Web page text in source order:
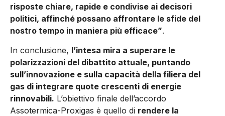
risposte chiare, rapide e condivise ai decisori
politici, affinché possano affrontare le sfide del
nostro tempo in maniera più efficace”.
In conclusione, l’intesa mira a superare le
polarizzazioni del dibattito attuale, puntando
sull’innovazione e sulla capacità della filiera del
gas di integrare quote crescenti di energie
rinnovabili. L’obiettivo finale dell’accordo
Assotermica-Proxigas è quello di rendere la